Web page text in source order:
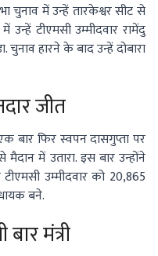
चुनाव में उन्हें तारकेश्वर सीट से
उन्हें टीएमसी उम्मीदवार रामेंदु
चुनाव हारने के बाद उन्हें दोबारा
जीत
बार फिर स्वपन दासगुप्ता पर
मैदान में उतारा. इस बार उन्होंने
उम्मीदवार को 20,865
बने.
मंत्री